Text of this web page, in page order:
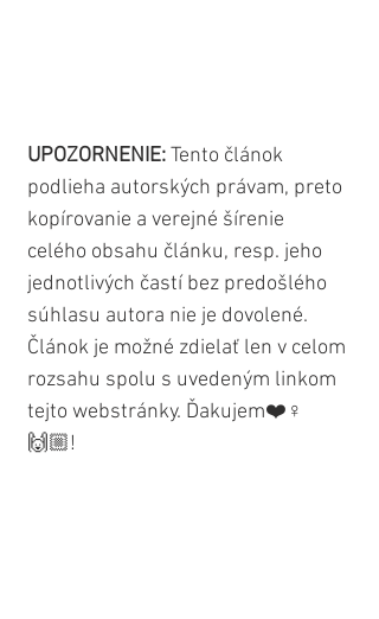
UPOZORNENIE: Tento článok
podlieha autorských právam, preto
kopírovanie a verejné šírenie
celého obsahu článku, resp. jeho
jednotlivých častí bez predošlého
súhlasu autora nie je dovolené.
Článok je možné zdielať len v celom
rozsahu spolu s uvedeným linkom
tejto webstránky. Ďakujem❤️♀
🙌🏼!